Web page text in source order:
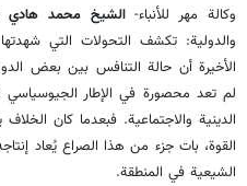
وكالة مهر للأنباء-الشيخ محمد هادي
والدولية: تكشف التحولات التي
الأخيرة أن حالة التنافس بين بعض الدول
لم تعد محصورة في الإطار الجيوسياسي
الدينية والاجتماعية. فبعدما كان
القوة، بات جزء من هذا الصراع يُعاد
الشيعية في المنطقة.